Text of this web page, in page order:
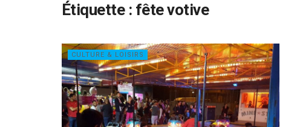
Étiquette : fête votive
CULTURE & LOISIRS